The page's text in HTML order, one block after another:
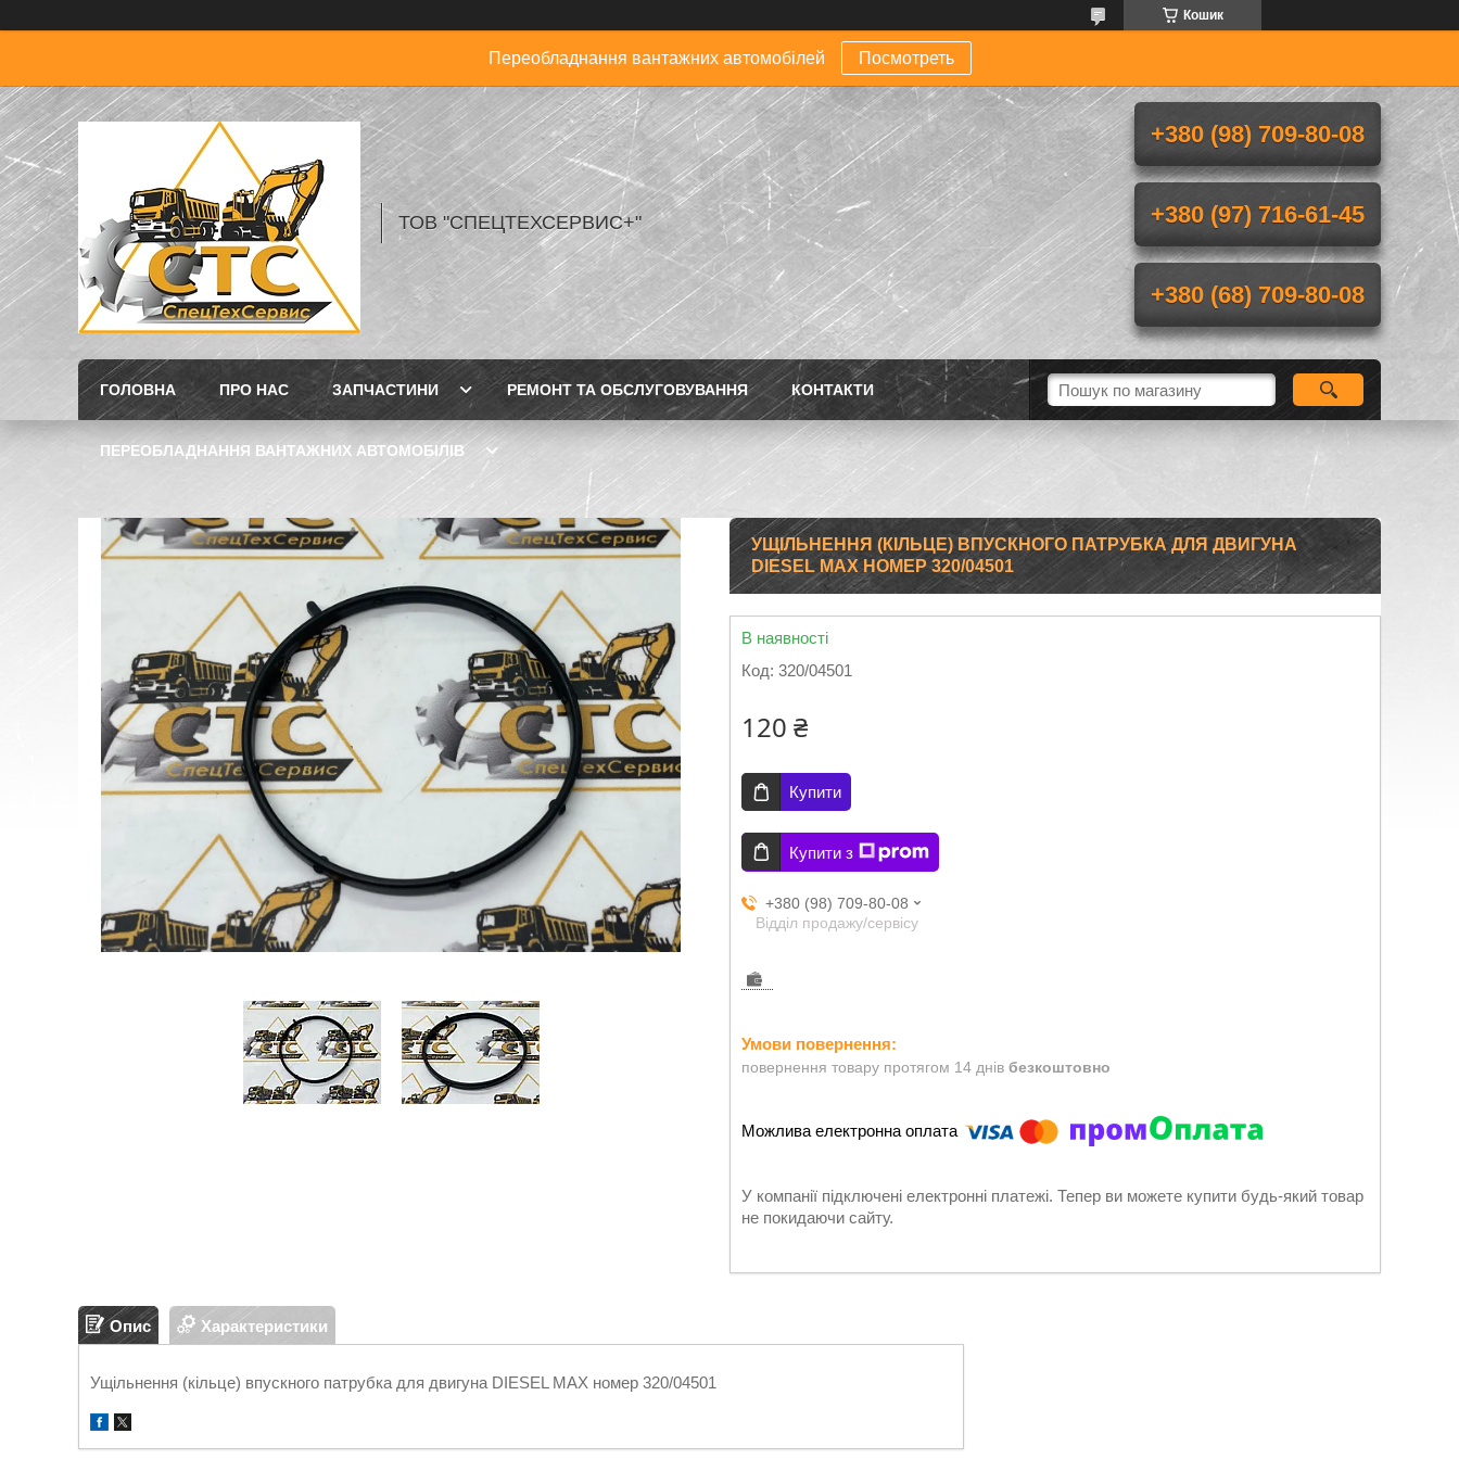
Кошик
Переобладнання вантажних автомобілей Посмотреть
ТОВ "СПЕЦТЕХСЕРВИС+"
+380 (98) 709-80-08
+380 (97) 716-61-45
+380 (68) 709-80-08
ГОЛОВНА ПРО НАС ЗАПЧАСТИНИ РЕМОНТ ТА ОБСЛУГОВУВАННЯ КОНТАКТИ
ПЕРЕОБЛАДНАННЯ ВАНТАЖНИХ АВТОМОБІЛІВ
УЩІЛЬНЕННЯ (КІЛЬЦЕ) ВПУСКНОГО ПАТРУБКА ДЛЯ ДВИГУНА
DIESEL MAX НОМЕР 320/04501
В наявності
Код: 320/04501
120 ₴
Купити
Купити з
+380 (98) 709-80-08
Відділ продажу/сервісу
повернення товару протягом 14 днів безкоштовно
У компанії підключені електронні платежі. Тепер ви можете купити будь-який товар
не покидаючи сайту.
Опис Характеристики
Ущільнення (кільце) впускного патрубка для двигуна DIESEL MAX номер 320/04501